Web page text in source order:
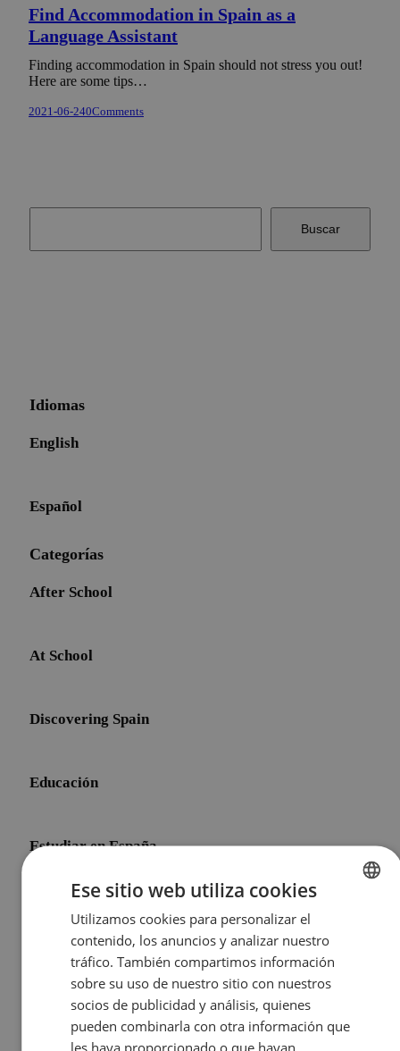
Find Accommodation in Spain as a
Language Assistant
Finding accommodation in Spain should not stress you out!
Here are some tips…
2021-06-240Comments
Buscar
Idiomas
English
Español
Categorías
After School
At School
Discovering Spain
Educación
Estudiar en España
Initial Shock
Other Topics
SPANISH
Ese sitio web utiliza cookies
Utilizamos cookies para personalizar el
contenido, los anuncios y analizar nuestro
tráfico. También compartimos información
sobre su uso de nuestro sitio con nuestros
socios de publicidad y análisis, quienes
pueden combinarla con otra información que
les haya proporcionado o que hayan